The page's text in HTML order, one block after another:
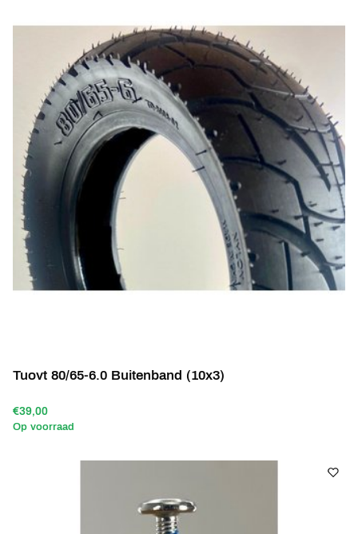
Tuovt 80/65-6.0 Buitenband (10x3)
€39,00
Op voorraad